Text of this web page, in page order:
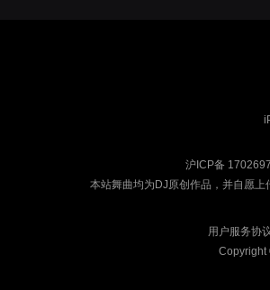
沪ICP备
本站舞曲均为DJ原创作品，并自愿
用户服务协
Copyright